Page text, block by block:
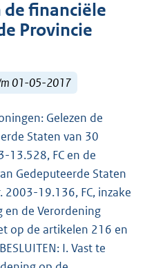
financiële
Provincie
m 01-05-2017
Gelezen de
Staten van 30
13.528, FC en de
Gedeputeerde Staten
19.136, FC, inzake
en de Verordening
op de artikelen 216 en
I. Vast te